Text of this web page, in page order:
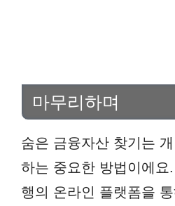
마무리하며
숨은 금융자산 찾기는
하는 중요한 방법이에요
행의 온라인 플랫폼을